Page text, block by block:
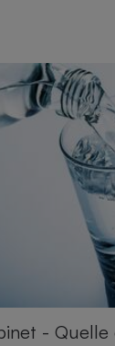
- Quelle